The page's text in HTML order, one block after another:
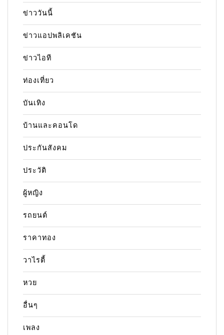
ข่าววันนี้
ข่าวแอปพลิเคชัน
ข่าวไอที
ท่องเที่ยว
บันเทิง
บ้านและคอนโด
ประกันสังคม
ประวัติ
ผู้หญิง
รถยนต์
ราคาทอง
วาไรตี้
หวย
อื่นๆ
เพลง